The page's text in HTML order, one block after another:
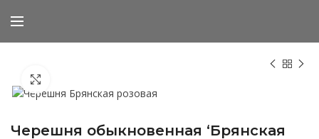
Черешня обыкновенная ‘Брянская